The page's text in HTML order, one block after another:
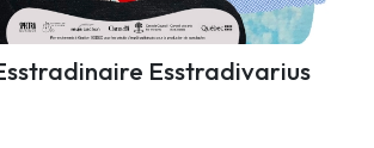
Esstradivarius